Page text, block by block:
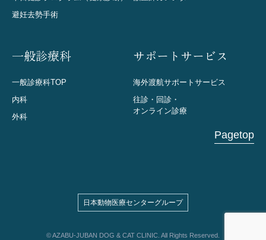
Pagetop
避妊去勢手術
一般診療科
一般診療科TOP
内科
外科
サポートサービス
海外渡航サポートサービス
往診・回診・
オンライン診療
日本動物医療センターグループ
© AZABU-JUBAN DOG & CAT CLINIC. All Rights Reserved.